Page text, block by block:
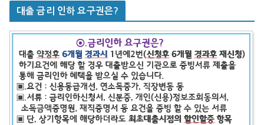
대출 금리 인하 요구권은?